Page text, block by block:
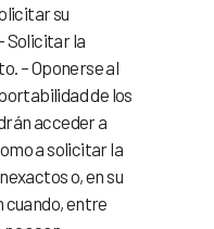
su
Solicitar la
– Oponerse al
de los
acceder a
a solicitar la
o, en su
cuando, entre